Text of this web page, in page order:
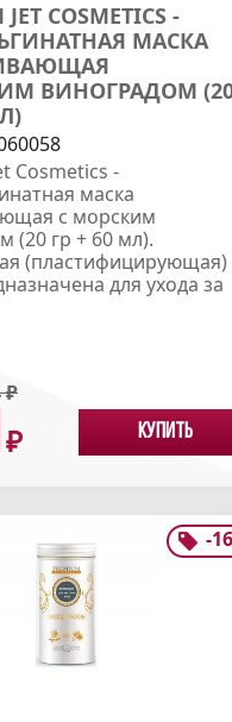
COSMETICS -
МАСКА
ВИНОГРАДОМ
Cosmetics -
маска
с морским
(20 гр + 60 мл).
(пластифицирующая)
для ухода за
₽
₽ Купить
-16